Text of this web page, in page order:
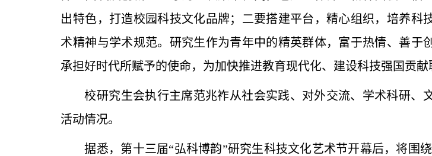
出特色，打造校园科技文化品牌；二要搭建平台，精心组织，培养
术精神与学术规范。研究生作为青年中的精英群体，富于热情、善于
承担好时代所赋予的使命，为加快推进教育现代化、建设科技强国贡献
校研究生会执行主席范兆祚从社会实践、对外交流、学术科研
活动情况。
据悉，第十三届“弘科博韵”研究生科技文化艺术节开幕后，将围